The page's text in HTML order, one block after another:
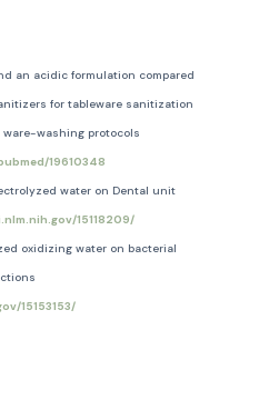
an acidic formulation compared
for tableware sanitization
washing protocols
19610348
water on Dental unit
15118209/
oxidizing water on bacterial
15153153/